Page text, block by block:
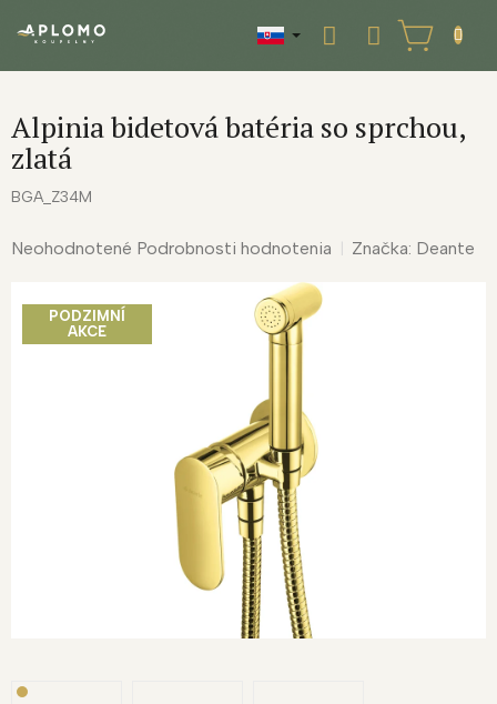
NÁKUPNÝ
KOŠÍK
Alpinia bidetová batéria so sprchou,
zlatá
BGA_Z34M
Priemerné
0,0
Neohodnotené Podrobnosti hodnotenia Značka: Deante
PODZIMNÍ
AKCE